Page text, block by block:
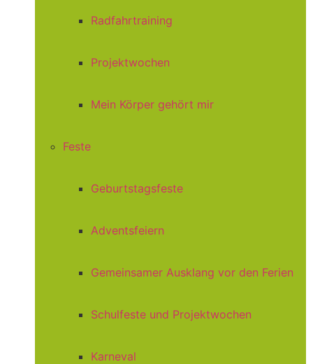
Radfahrtraining
Projektwochen
Mein Körper gehört mir
Feste
Geburtstagsfeste
Adventsfeiern
Gemeinsamer Ausklang vor den Ferien
Schulfeste und Projektwochen
Karneval